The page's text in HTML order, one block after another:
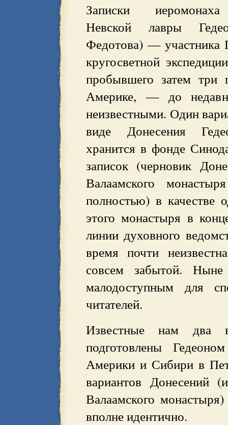
Записки
Невской лавры
Федотова) — участника
кругосветной
пробывшего затем три
Америке, — до
неизвестными. Один
виде Донесения
хранится в фонде
записок (черновик
Валаамского
полностью) в качестве
этого монастыря в
линии духовного
время почти
совсем забытой. Ныне
малодоступным для
читателей.
Известные нам два
подготовлены
Америки и Сибири в
вариантов Донесений
Валаамского
вполне идентично.